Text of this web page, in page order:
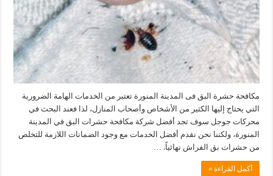
مكافحة حشرة البق فى المدينة المنورة تعتبر من الخدمات الهامة الضرورية
التي يحتاج إليها الكثير من الأشخاص وأصحاب المنازل، لذا فعند البحث في
محركات جوجل سوف تجد أفضل شركة مكافحة حشرات البق في المدينة
المنورة، ولكننا نحن نقدم أفضل الخدمات مع وجود الضمانات اللازمة للتخلص
من حشرات بق الفراش نهائياً. …
أكمل القراءة »